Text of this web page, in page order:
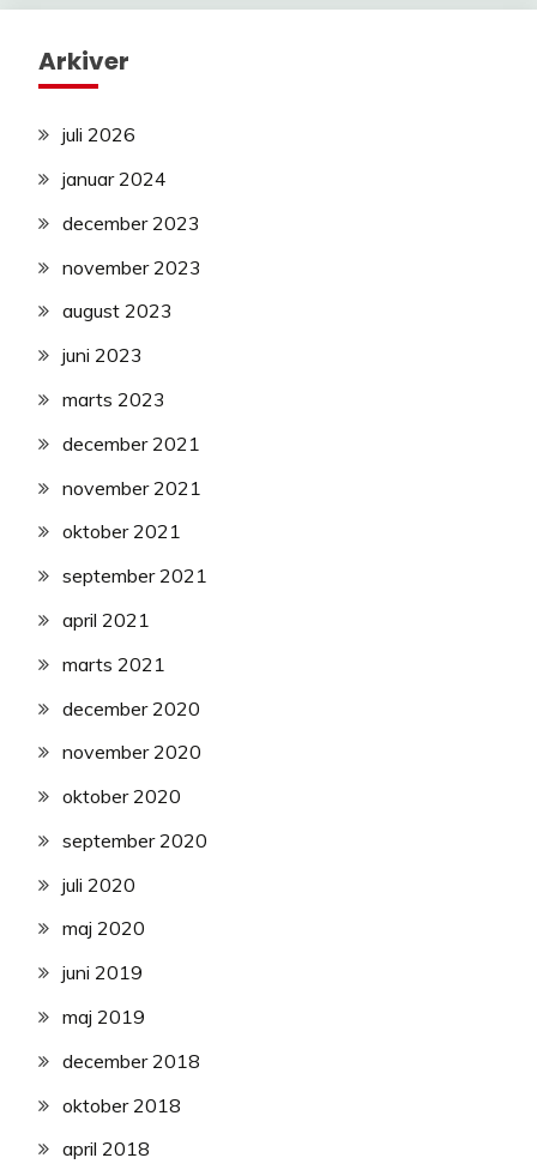
Arkiver
juli 2026
januar 2024
december 2023
november 2023
august 2023
juni 2023
marts 2023
december 2021
november 2021
oktober 2021
september 2021
april 2021
marts 2021
december 2020
november 2020
oktober 2020
september 2020
juli 2020
maj 2020
juni 2019
maj 2019
december 2018
oktober 2018
april 2018